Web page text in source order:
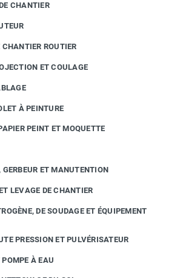
CHANTIER
CHANTIER ROUTIER
ET COULAGE
À PEINTURE
PEINT ET MOQUETTE
ET MANUTENTION
LEVAGE DE CHANTIER
DE SOUDAGE ET ÉQUIPEMENT
PRESSION ET PULVÉRISATEUR
À EAU